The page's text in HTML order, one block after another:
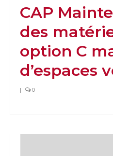
CAP
des
option C
d’espaces
| 0